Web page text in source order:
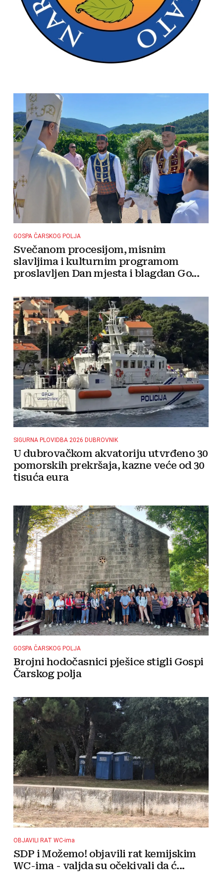
GOSPA ČARSKOG POLJA
Svečanom procesijom, misnim
slavljima i kulturnim programom
proslavljen Dan mjesta i blagdan Go...
SIGURNA PLOVIDBA 2026 DUBROVNIK
U dubrovačkom akvatoriju utvrđeno 30
pomorskih prekršaja, kazne veće od 30
tisuća eura
GOSPA ČARSKOG POLJA
Brojni hodočasnici pješice stigli Gospi
Čarskog polja
OBJAVILI RAT WC-ima
SDP i Možemo! objavili rat kemijskim
WC-ima - valjda su očekivali da ć...